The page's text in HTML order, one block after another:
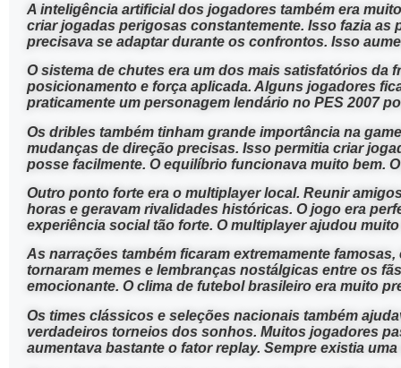
A inteligência artificial dos jogadores também era
criar jogadas perigosas constantemente. Isso fazia
precisava se adaptar durante os confrontos. Isso
O sistema de chutes era um dos mais satisfatórios
posicionamento e força aplicada. Alguns jogadores
praticamente um personagem lendário no PES 2007
Os dribles também tinham grande importância na
mudanças de direção precisas. Isso permitia criar
posse facilmente. O equilíbrio funcionava muito bem.
Outro ponto forte era o multiplayer local. Reunir
horas e geravam rivalidades históricas. O jogo era
experiência social tão forte. O multiplayer ajudou
As narrações também ficaram extremamente
tornaram memes e lembranças nostálgicas entre os
emocionante. O clima de futebol brasileiro era muito
Os times clássicos e seleções nacionais também
verdadeiros torneios dos sonhos. Muitos jogadores
aumentava bastante o fator replay. Sempre existia